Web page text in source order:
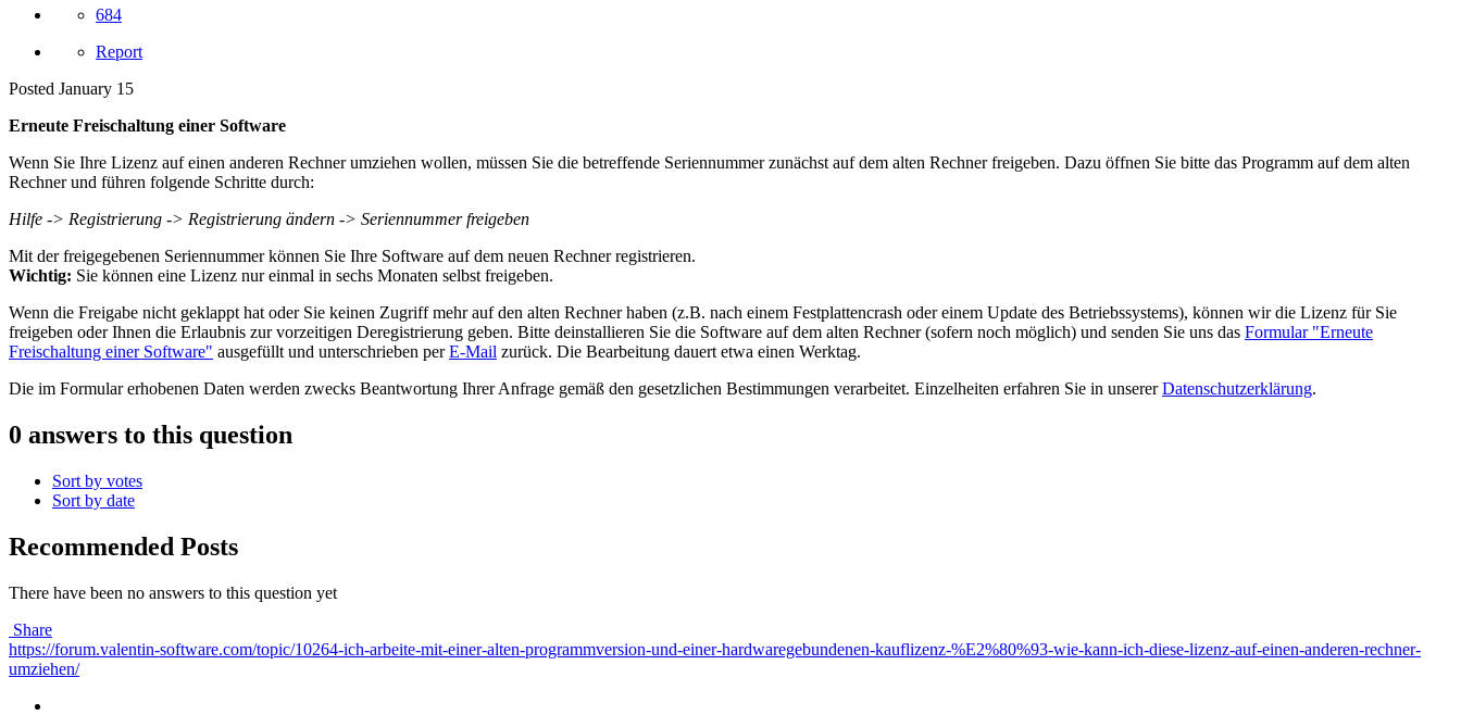
684
Report
Posted January 15
Erneute Freischaltung einer Software
Wenn Sie Ihre Lizenz auf einen anderen Rechner umziehen wollen, müssen Sie die betreffende Seriennummer zunächst auf dem alten Rechner freigeben. Dazu öffnen Sie bitte das Programm auf dem alten
Rechner und führen folgende Schritte durch:
Hilfe -> Registrierung -> Registrierung ändern -> Seriennummer freigeben
Mit der freigegebenen Seriennummer können Sie Ihre Software auf dem neuen Rechner registrieren.
Wichtig: Sie können eine Lizenz nur einmal in sechs Monaten selbst freigeben.
Wenn die Freigabe nicht geklappt hat oder Sie keinen Zugriff mehr auf den alten Rechner haben (z.B. nach einem Festplattencrash oder einem Update des Betriebssystems), können wir die Lizenz für Sie
freigeben oder Ihnen die Erlaubnis zur vorzeitigen Deregistrierung geben. Bitte deinstallieren Sie die Software auf dem alten Rechner (sofern noch möglich) und senden Sie uns das Formular "Erneute
Freischaltung einer Software" ausgefüllt und unterschrieben perE-Mail zurück. Die Bearbeitung dauert etwa einen Werktag.
Die im Formular erhobenen Daten werden zwecks Beantwortung Ihrer Anfrage gemäß den gesetzlichen Bestimmungen verarbeitet. Einzelheiten erfahren Sie in unsererDatenschutzerklärung.
0 answers to this question
Sort by votes
Sort by date
Recommended Posts
There have been no answers to this question yet
Share
https://forum.valentin-software.com/topic/10264-ich-arbeite-mit-einer-alten-programmversion-und-einer-hardwaregebundenen-kauflizenz-%E2%80%93-wie-kann-ich-diese-lizenz-auf-einen-anderen-rechner-
umziehen/